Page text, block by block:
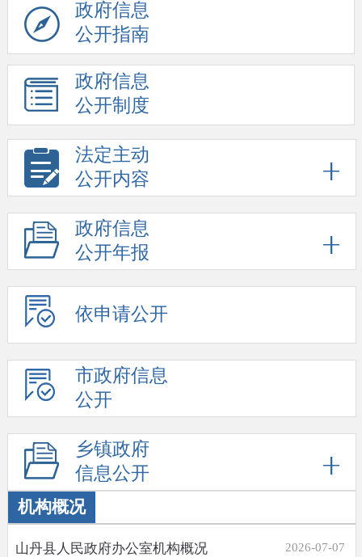
政府信息
公开指南
政府信息
公开制度
法定主动
公开内容
政府信息
公开年报
依申请公开
市政府信息
公开
乡镇政府
信息公开
机构概况
山丹县人民政府办公室机构概况 2026-07-07